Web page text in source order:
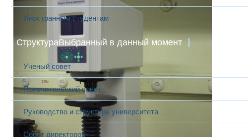
Иностранным студентам
СтруктураВыбранный в данный момент
Ученый совет
Попечительский совет
Руководство и структура университета
Совет директоров